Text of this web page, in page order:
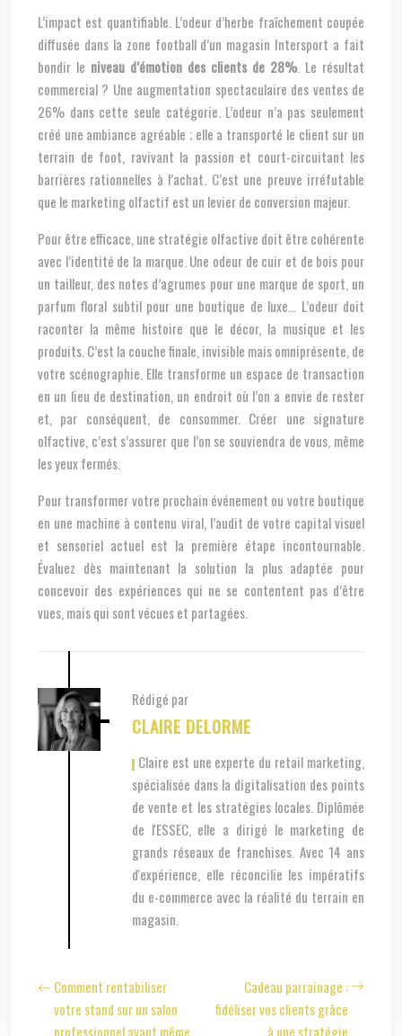
L’impact est quantifiable. L’odeur d’herbe fraîchement coupée
diffusée dans la zone football d’un magasin Intersport a fait
bondir le niveau d’émotion des clients de 28% . Le résultat
commercial ? Une augmentation spectaculaire des ventes de
26% dans cette seule catégorie. L’odeur n’a pas seulement
créé une ambiance agréable ; elle a transporté le client sur un
terrain de foot, ravivant la passion et court-circuitant les
barrières rationnelles à l’achat. C’est une preuve irréfutable
que le marketing olfactif est un levier de conversion majeur.
Pour être efficace, une stratégie olfactive doit être cohérente
avec l’identité de la marque. Une odeur de cuir et de bois pour
un tailleur, des notes d’agrumes pour une marque de sport, un
parfum floral subtil pour une boutique de luxe… L’odeur doit
raconter la même histoire que le décor, la musique et les
produits. C’est la couche finale, invisible mais omniprésente, de
votre scénographie. Elle transforme un espace de transaction
en un lieu de destination, un endroit où l’on a envie de rester
et, par conséquent, de consommer. Créer une signature
olfactive, c’est s’assurer que l’on se souviendra de vous, même
les yeux fermés.
Pour transformer votre prochain événement ou votre boutique
en une machine à contenu viral, l’audit de votre capital visuel
et sensoriel actuel est la première étape incontournable.
Évaluez dès maintenant la solution la plus adaptée pour
concevoir des expériences qui ne se contentent pas d’être
vues, mais qui sont vécues et partagées.
Rédigé par
CLAIRE DELORME
, Claire est une experte du retail marketing,
spécialisée dans la digitalisation des points
de vente et les stratégies locales. Diplômée
de l'ESSEC, elle a dirigé le marketing de
grands réseaux de franchises. Avec 14 ans
d'expérience, elle réconcilie les impératifs
du e-commerce avec la réalité du terrain en
magasin.
Comment rentabiliser
votre stand sur un salon
professionnel avant même
Cadeau parrainage :
fidéliser vos clients grâce
à une stratégie